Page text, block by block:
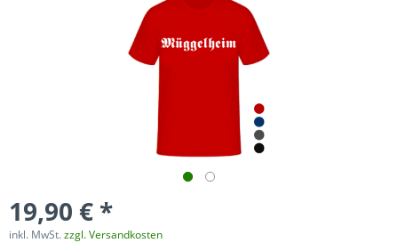
19,90 € *
inkl. MwSt.zzgl. Versandkosten